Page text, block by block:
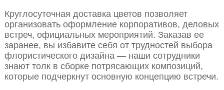
Круглосуточная доставка цветов позволяет
организовать оформление корпоративов, деловых
встреч, официальных мероприятий. Заказав ее
заранее, вы избавите себя от трудностей выбора
флористического дизайна — наши сотрудники
знают толк в сборке потрясающих композиций,
которые подчеркнут основную концепцию встречи.